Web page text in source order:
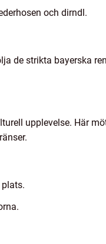
och dirndl.
de strikta bayerska
upplevelse. Här